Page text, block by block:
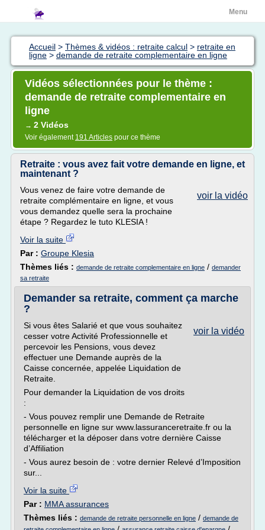
Menu
Accueil > Thèmes & vidéos : retraite calcul > retraite en
ligne > demande de retraite complementaire en ligne
Vidéos sélectionnées pour le thème :
demande de retraite complementaire en
ligne
→ 2 Vidéos
Voir également 191 Articles pour ce thème
Retraite : vous avez fait votre demande en ligne, et
maintenant ?
voir la vidéo
Vous venez de faire votre demande de
retraite complémentaire en ligne, et vous
vous demandez quelle sera la prochaine
étape ? Regardez le tuto KLESIA !
Voir la suite
Par : Groupe Klesia
Thèmes liés : demande de retraite complementaire en ligne / demander
sa retraite
Demander sa retraite, comment ça marche
?
voir la vidéo
Si vous êtes Salarié et que vous souhaitez
cesser votre Activité Professionnelle et
percevoir les Pensions, vous devez
effectuer une Demande auprès de la
Caisse concernée, appelée Liquidation de
Retraite.
Pour demander la Liquidation de vos droits
:
- Vous pouvez remplir une Demande de Retraite
personnelle en ligne sur www.lassuranceretraite.fr ou la
télécharger et la déposer dans votre dernière Caisse
d’Affiliation
- Vous aurez besoin de : votre dernier Relevé d’Imposition
sur...
Voir la suite
Par : MMA assurances
Thèmes liés : demande de retraite personnelle en ligne / demande de